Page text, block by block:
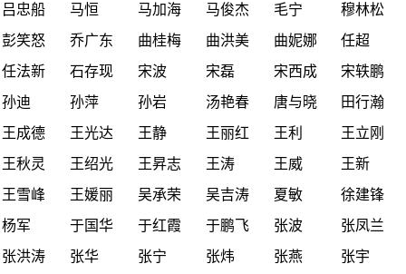
吕忠船
马恒 马加海 马俊杰 毛宁
穆林松
彭笑怒
乔广东 曲桂梅 曲洪美 曲妮娜
任超
任法新
石存现 宋波 宋磊 宋西成
宋轶鹏
孙迪
孙萍 孙岩 汤艳春 唐与晓
田行瀚
王成德
王光达 王静 王丽红 王利
王立刚
王秋灵
王绍光 王昇志 王涛 王威
王新
王雪峰
王媛丽 吴承荣 吴吉涛 夏敏
徐建锋
杨军
于国华 于红霞 于鹏飞 张波
张凤兰
张洪涛
张华 张宁 张炜 张燕
张宇